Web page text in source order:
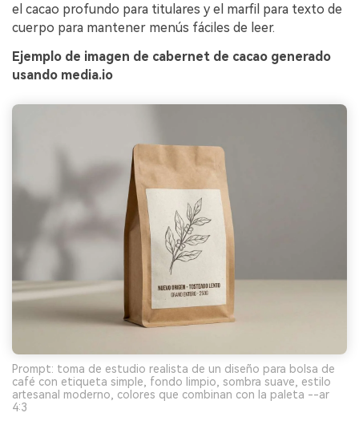
el cacao profundo para titulares y el marfil para texto de
cuerpo para mantener menús fáciles de leer.
Ejemplo de imagen de cabernet de cacao generado
usando media.io
Prompt: toma de estudio realista de un diseño para bolsa de
café con etiqueta simple, fondo limpio, sombra suave, estilo
artesanal moderno, colores que combinan con la paleta --ar
4:3